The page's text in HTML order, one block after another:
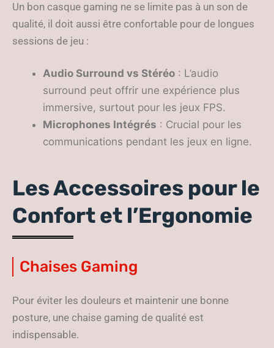
Un bon casque gaming ne se limite pas à un son de
qualité, il doit aussi être confortable pour de longues
sessions de jeu :
Audio Surround vs Stéréo : L’audio
surround peut offrir une expérience plus
immersive, surtout pour les jeux FPS.
Microphones Intégrés : Crucial pour les
communications pendant les jeux en ligne.
Les Accessoires pour le
Confort et l’Ergonomie
Chaises Gaming
Pour éviter les douleurs et maintenir une bonne
posture, une chaise gaming de qualité est
indispensable.